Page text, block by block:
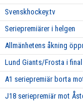
Svenskhockey.tv
Seriepremiärer i helgen
Allmänhetens åkning
Lund Giants/Frosta i
A1 seriepremiär borta
J18 seriepremiär mot